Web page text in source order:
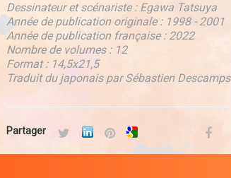
Dessinateur et scénariste : Egawa Tatsuya
Année de publication originale : 1998 - 2001
Année de publication française : 2022
Nombre de volumes : 12
Format : 14,5x21,5
Traduit du japonais par Sébastien Descamps
Partager